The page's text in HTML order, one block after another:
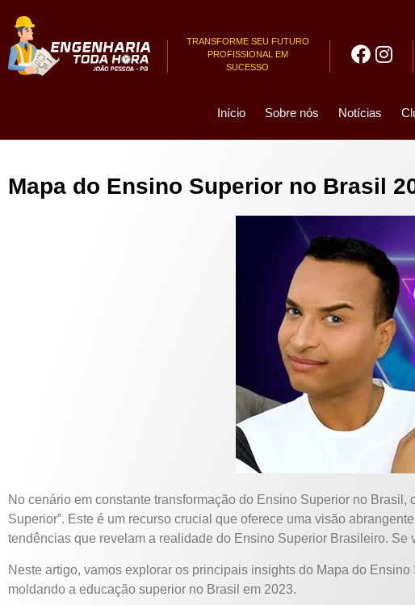
TRANSFORME SEU FUTURO
PROFISSIONAL EM
SUCESSO
Início Sobre nós Notícias
Mapa do Ensino Superior no Brasil
No cenário em constante transformação do Ensino Superior no
Superior”. Este é um recurso crucial que oferece uma visão
tendências que revelam a realidade do Ensino Superior Brasileiro.
Neste artigo, vamos explorar os principais insights do Mapa do
moldando a educação superior no Brasil em 2023.